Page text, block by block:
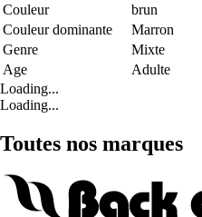
Couleur
brun
Couleur dominante
Marron
Genre
Mixte
Age
Adulte
Loading...
Loading...
Toutes nos marques